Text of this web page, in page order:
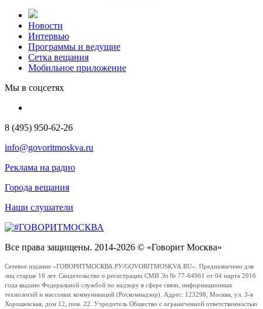
Новости
Интервью
Программы и ведущие
Сетка вещания
Мобильное приложение
Мы в соцсетях
8 (495) 950-62-26
info@govoritmoskva.ru
Реклама на радио
Города вещания
Наши слушатели
Все права защищены. 2014-2026 © «Говорит Москва»
Сетевое издание «ГОВОРИТМОСКВА.РУ/GOVORITMOSKVA.RU». Предназначено для
лиц старше 16 лет. Свидетельство о регистрации СМИ Эл № 77-64961 от 04 марта 2016
года выдано Федеральной службой по надзору в сфере связи, информационных
технологий и массовых коммуникаций (Роскомнадзор). Адрес: 123298, Москва, ул. 3-я
Хорошевская, дом 12, пом. 22. Учредитель Общество с ограниченной ответственностью